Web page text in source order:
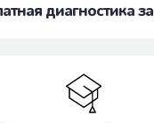
диагностика